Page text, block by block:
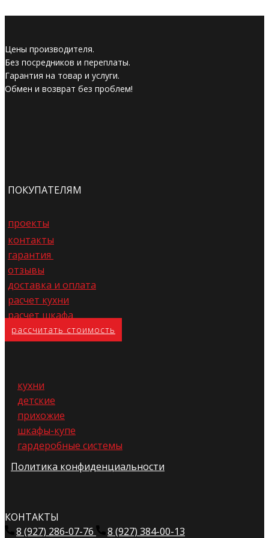
Цены производителя.
Без посредников и переплаты.
Гарантия на товар и услуги.
Обмен и возврат без проблем!
ПОКУПАТЕЛЯМ
проекты
контакты
гарантия
отзывы
доставка и оплата
расчет кухни
расчет шкафа
расс​читать стоимость
кухни
детские
прихожие
шкафы-купе
гардеробные системы
Политика конфиденциальности
КОНТАКТЫ
8 (927) 286-07-76
8 (927) 384-00-13